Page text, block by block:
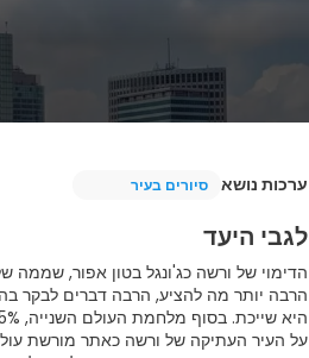
ערכות נושא סיורים בעיר
לגבי היעד
הרבה יותר מה להציע, הרבה דברים לבקר
על העיר העתיקה של ורשה כאתר מורשת